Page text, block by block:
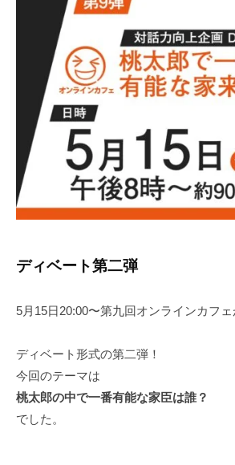
i
o
r
2
ディベート第二弾
5月15日20:00〜第九回オンラインカフェ
ディベート形式の第二弾！
今回のテーマは
桃太郎の中で一番有能な家臣は誰？
でした。